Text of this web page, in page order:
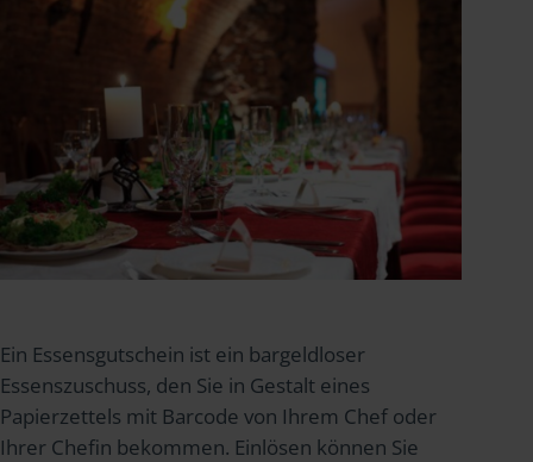
Ein Essensgutschein ist ein bargeldloser
Essenszuschuss, den Sie in Gestalt eines
Papierzettels mit Barcode von Ihrem Chef oder
Ihrer Chefin bekommen. Einlösen können Sie